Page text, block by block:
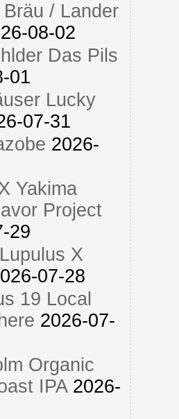
/ Lander
08-02
Das Pils
01
Lucky
07-31
2026-
Yakima
Project
29
X
07-28
19 Local
2026-07-
Organic
IPA 2026-